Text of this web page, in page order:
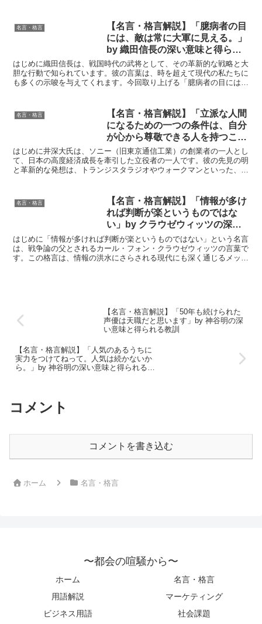
名言・格言
【名言・格言解説】「臆病者の目
には、敵は常に大軍に見える。」
by 織田信長の深い意味と得られ
る教訓
はじめに織田信長は、戦国時代の武将として、その革新的な戦略と大
胆な行動で知られています。彼の言葉は、時を超えて現代の私たちに
も多くの示唆を与えてくれます。今回取り上げる「臆病者の目には、
名言・格言
【名言・格言解説】「立派な人間
になるための一つの条件は、自分
が心から尊敬できる人を持つこ
と。」by 井深大の深い意味と得
られる教訓
はじめに井深大氏は、ソニー（旧東京通信工業）の創業者の一人とし
て、日本の高度経済成長を牽引した立役者の一人です。彼の先見の明
と革新的な発想は、トランジスタラジオやウォークマンといった、世
名言・格言
【名言・格言解説】「情報が多け
れば判断が楽というものではな
い」by クラウゼウィッツの深い
意味と得られる教訓
はじめに「情報が多ければ判断が楽というものではない」という名言
は、戦争論の父とされるカール・フォン・クラウゼウィッツの言葉で
す。この格言は、情報の洪水にさらされる現代にも深く通じるメッセ
【名言・格言解説】「50年も続けられた
声優は天職だと思います」by 神谷明の深
い意味と得られる教訓
【名言・格言解説】「人気のあるうちに
実力をつけてねって。人気は続かないか
ら。」by 神谷明の深い意味と得られる教
コメント
コメントを書き込む
ホーム 名言・格言
〜都会の喧騒から〜
ホーム
名言・格言
用語解説
マーケティング
ビジネス用語
社会課題